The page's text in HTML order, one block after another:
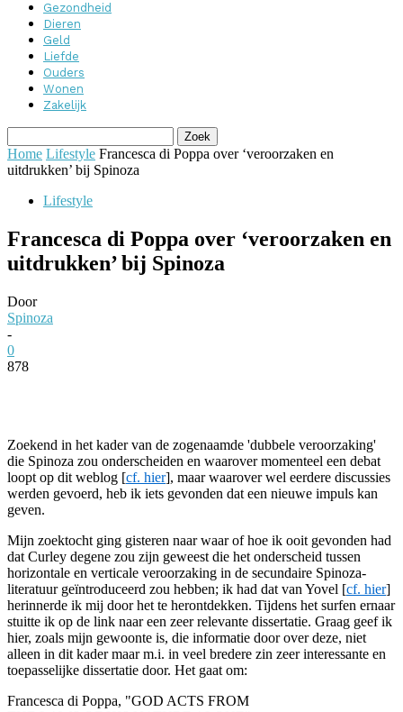
Gezondheid
Dieren
Geld
Liefde
Ouders
Wonen
Zakelijk
Home Lifestyle Francesca di Poppa over ‘veroorzaken en
uitdrukken’ bij Spinoza
Lifestyle
Francesca di Poppa over ‘veroorzaken en
uitdrukken’ bij Spinoza
Door
Spinoza
-
0
878
Zoekend in het kader van de zogenaamde 'dubbele veroorzaking'
die Spinoza zou onderscheiden en waarover momenteel een debat
loopt op dit weblog [cf. hier], maar waarover wel eerdere discussies
werden gevoerd, heb ik iets gevonden dat een nieuwe impuls kan
geven.
Mijn zoektocht ging gisteren naar waar of hoe ik ooit gevonden had
dat Curley degene zou zijn geweest die het onderscheid tussen
horizontale en verticale veroorzaking in de secundaire Spinoza-
literatuur geïntroduceerd zou hebben; ik had dat van Yovel [cf. hier]
herinnerde ik mij door het te herontdekken. Tijdens het surfen ernaar
stuitte ik op de link naar een zeer relevante dissertatie. Graag geef ik
hier, zoals mijn gewoonte is, die informatie door over deze, niet
alleen in dit kader maar m.i. in veel bredere zin zeer interessante en
toepasselijke dissertatie door. Het gaat om:
Francesca di Poppa, "GOD ACTS FROM